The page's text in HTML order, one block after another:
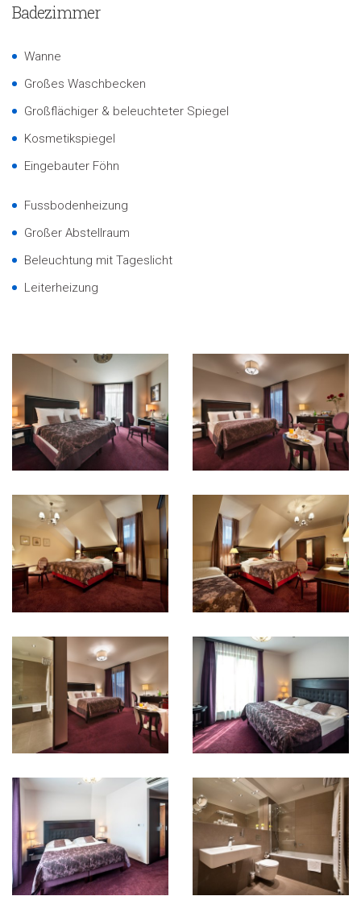
Badezimmer
Wanne
Großes Waschbecken
Großflächiger & beleuchteter Spiegel
Kosmetikspiegel
Eingebauter Föhn
Fussbodenheizung
Großer Abstellraum
Beleuchtung mit Tageslicht
Leiterheizung